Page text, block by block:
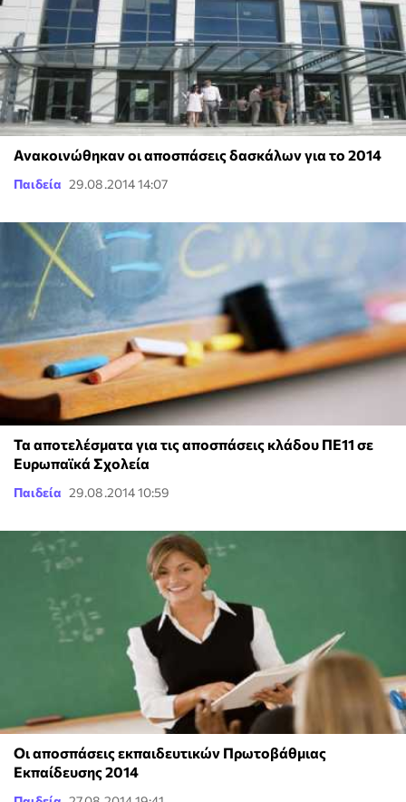
Ανακοινώθηκαν οι αποσπάσεις δασκάλων για το 2014
Παιδεία 29.08.2014 14:07
Τα αποτελέσματα για τις αποσπάσεις κλάδου ΠΕ11 σε
Ευρωπαϊκά Σχολεία
Παιδεία 29.08.2014 10:59
Οι αποσπάσεις εκπαιδευτικών Πρωτοβάθμιας
Εκπαίδευσης 2014